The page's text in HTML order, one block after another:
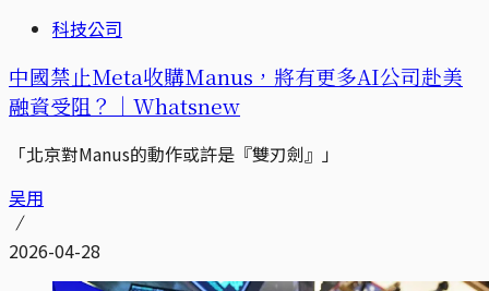
科技公司
中國禁止Meta收購Manus，將有更多AI公司赴美
融資受阻？｜Whatsnew
「北京對Manus的動作或許是『雙刃劍』」
吴用
2026-04-28